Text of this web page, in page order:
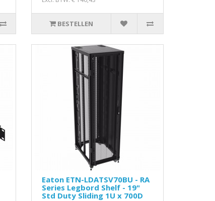
BESTELLEN
Eaton ETN-LDATSV70BU - RA
Series Legbord Shelf - 19"
Std Duty Sliding 1U x 700D